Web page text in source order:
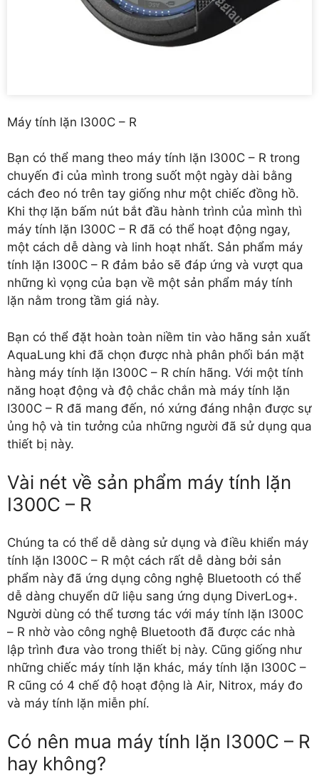
Máy tính lặn I300C – R
Bạn có thể mang theo máy tính lặn I300C – R trong
chuyến đi của mình trong suốt một ngày dài bằng
cách đeo nó trên tay giống như một chiếc đồng hồ.
Khi thợ lặn bấm nút bắt đầu hành trình của mình thì
máy tính lặn I300C – R đã có thể hoạt động ngay,
một cách dễ dàng và linh hoạt nhất. Sản phẩm máy
tính lặn I300C – R đảm bảo sẽ đáp ứng và vượt qua
những kì vọng của bạn về một sản phẩm máy tính
lặn nằm trong tầm giá này.
Bạn có thể đặt hoàn toàn niềm tin vào hãng sản xuất
AquaLung khi đã chọn được nhà phân phối bán mặt
hàng máy tính lặn I300C – R chín hãng. Với một tính
năng hoạt động và độ chắc chắn mà máy tính lặn
I300C – R đã mang đến, nó xứng đáng nhận được sự
ủng hộ và tin tưởng của những người đã sử dụng qua
thiết bị này.
Vài nét về sản phẩm máy tính lặn
I300C – R
Chúng ta có thể dễ dàng sử dụng và điều khiển máy
tính lặn I300C – R một cách rất dễ dàng bởi sản
phẩm này đã ứng dụng công nghệ Bluetooth có thể
dễ dàng chuyển dữ liệu sang ứng dụng DiverLog+.
Người dùng có thể tương tác với máy tính lặn I300C
– R nhờ vào công nghệ Bluetooth đã được các nhà
lập trình đưa vào trong thiết bị này. Cũng giống như
những chiếc máy tính lặn khác, máy tính lặn I300C –
R cũng có 4 chế độ hoạt động là Air, Nitrox, máy đo
và máy tính lặn miễn phí.
Có nên mua máy tính lặn I300C – R
hay không?